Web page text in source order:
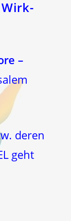
–
deren
geht